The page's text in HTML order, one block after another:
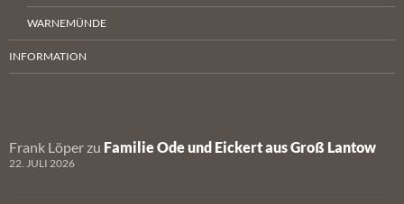
WARNEMÜNDE
INFORMATION
Frank Löper zu Familie Ode und Eickert aus Groß Lantow
22. JULI 2026